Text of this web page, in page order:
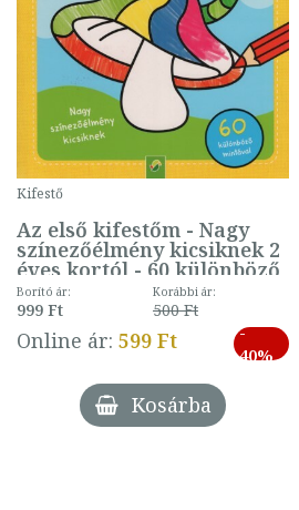
Kifestő
Az első kifestőm - Nagy
színezőélmény kicsiknek 2
éves kortól - 60 különböző
mintával (gombás)
Borító ár:
999 Ft
Korábbi ár:
500 Ft
Online ár: 599 Ft
-
40%
Kosárba